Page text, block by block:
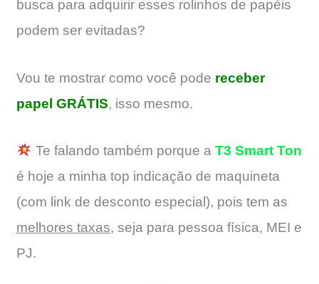
busca para adquirir esses rolinhos de papéis
podem ser evitadas?
Vou te mostrar como você pode receber
papel GRÁTIS, isso mesmo.
Te falando também porque a T3 Smart Ton
é hoje a minha top indicação de maquineta
(com link de desconto especial), pois tem as
melhores taxas, seja para pessoa física, MEI e
PJ.